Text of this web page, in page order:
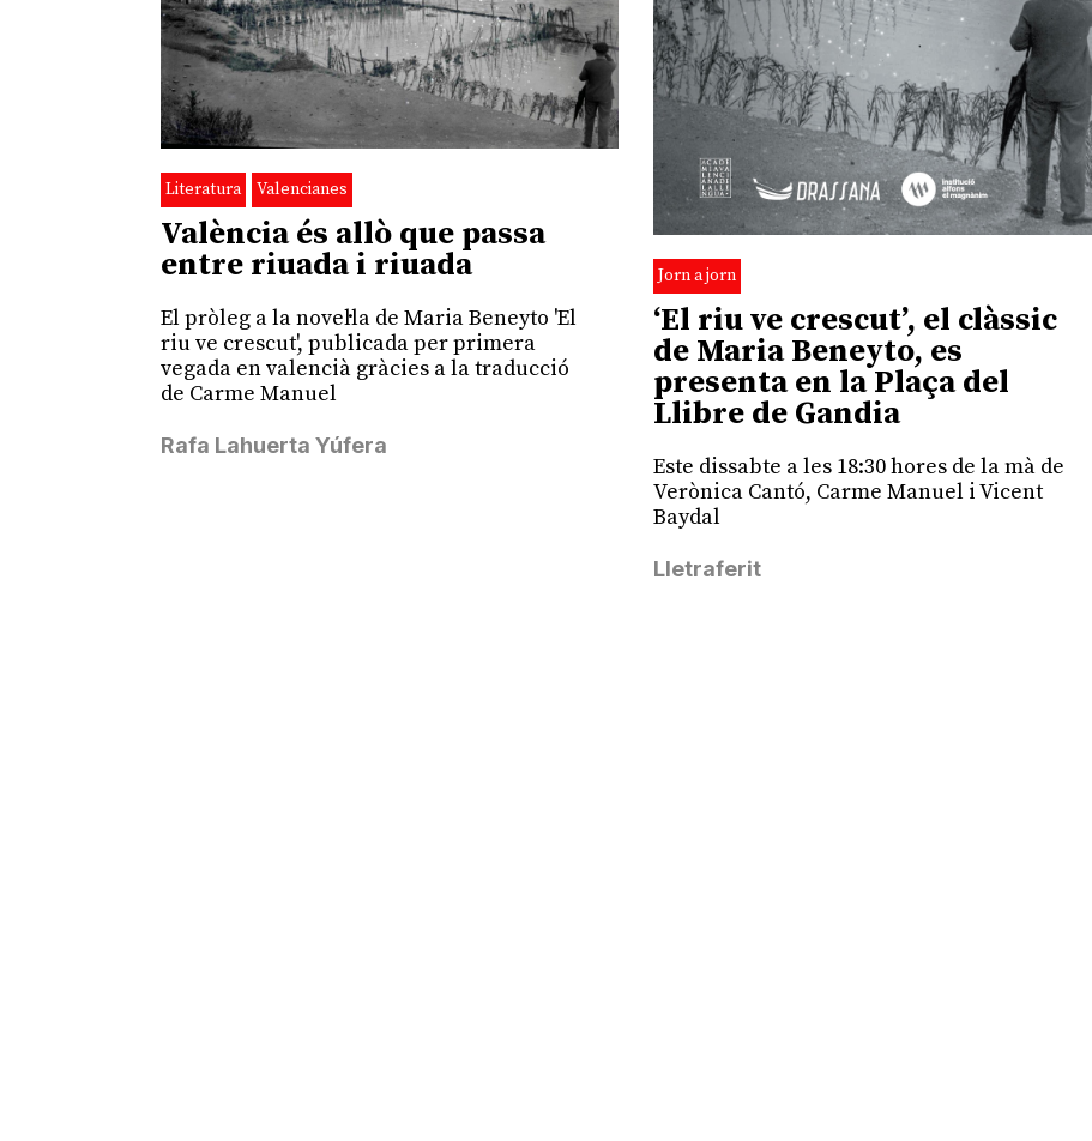
Literatura Valencianes
València és allò que passa
entre riuada i riuada
El pròleg a la novel·la de Maria Beneyto 'El
riu ve crescut', publicada per primera
vegada en valencià gràcies a la traducció
de Carme Manuel
Rafa Lahuerta Yúfera
Jorn a jorn
‘El riu ve crescut’, el clàssic
de Maria Beneyto, es
presenta en la Plaça del
Llibre de Gandia
Este dissabte a les 18:30 hores de la mà de
Verònica Cantó, Carme Manuel i Vicent
Baydal
Lletraferit